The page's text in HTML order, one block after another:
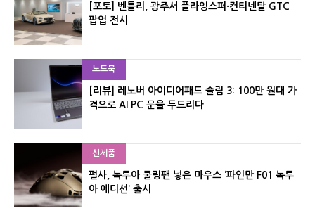
[포토] 벤틀리, 광주서 플라잉스퍼·컨티넨탈 GTC
팝업 전시
노트북
[리뷰] 레노버 아이디어패드 슬림 3: 100만 원대 가
격으로 AI PC 문을 두드리다
신제품
펄사, 녹투아 쿨링팬 넣은 마우스 ‘파인만 F01 녹투
아 에디션’ 출시